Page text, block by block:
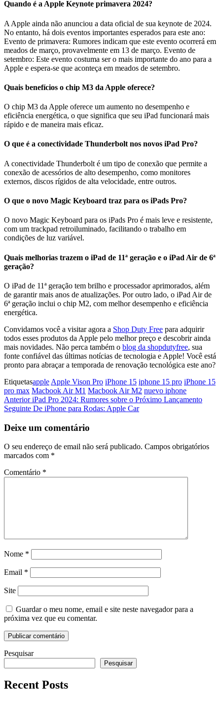
Quando é a Apple Keynote primavera 2024?
A Apple ainda não anunciou a data oficial de sua keynote de 2024.
No entanto, há dois eventos importantes esperados para este ano:
Evento de primavera: Rumores indicam que este evento ocorrerá em
meados de março, provavelmente em 13 de março. Evento de
setembro: Este evento costuma ser o mais importante do ano para a
Apple e espera-se que aconteça em meados de setembro.
Quais benefícios o chip M3 da Apple oferece?
O chip M3 da Apple oferece um aumento no desempenho e
eficiência energética, o que significa que seu iPad funcionará mais
rápido e de maneira mais eficaz.
O que é a conectividade Thunderbolt nos novos iPad Pro?
A conectividade Thunderbolt é um tipo de conexão que permite a
conexão de acessórios de alto desempenho, como monitores
externos, discos rígidos de alta velocidade, entre outros.
O que o novo Magic Keyboard traz para os iPads Pro?
O novo Magic Keyboard para os iPads Pro é mais leve e resistente,
com um trackpad retroiluminado, facilitando o trabalho em
condições de luz variável.
Quais melhorias trazem o iPad de 11ª geração e o iPad Air de 6ª
geração?
O iPad de 11ª geração tem brilho e processador aprimorados, além
de garantir mais anos de atualizações. Por outro lado, o iPad Air de
6ª geração inclui o chip M2, com melhor desempenho e eficiência
energética.
Convidamos você a visitar agora a Shop Duty Free para adquirir
todos esses produtos da Apple pelo melhor preço e descobrir ainda
mais novidades. Não perca também o blog da shopdutyfree, sua
fonte confiável das últimas notícias de tecnologia e Apple! Você está
pronto para abraçar a temporada de renovação tecnológica este ano?
Etiquetasapple Apple Vison Pro iPhone 15 iphone 15 pro iPhone 15
pro max Macbook Air M1 Macbook Air M2 nuevo iphone
Navegação
de
artigos
Artigo
anterior
Anterior iPad Pro 2024: Rumores sobre o Próximo Lançamento
Artigo
Seguinte De iPhone para Rodas: Apple Car
Deixe um comentário
O seu endereço de email não será publicado. Campos obrigatórios
marcados com *
Comentário *
Nome *
Email *
Site
Guardar o meu nome, email e site neste navegador para a
próxima vez que eu comentar.
Pesquisar
Pesquisar
Recent Posts